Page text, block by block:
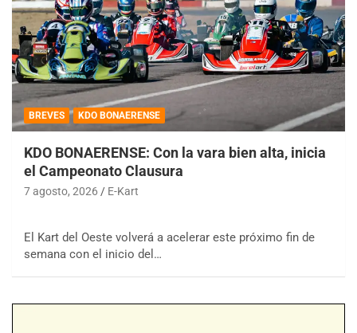
BREVES KDO BONAERENSE
KDO BONAERENSE: Con la vara bien alta, inicia
el Campeonato Clausura
7 agosto, 2026 E-Kart
El Kart del Oeste volverá a acelerar este próximo fin de
semana con el inicio del…